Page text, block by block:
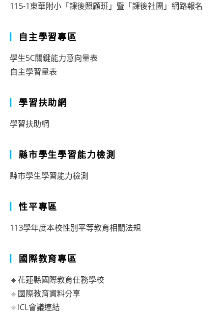
115-1東華附小「課後照顧班」暨「課後社團」網路報名
自主學習專區
學生5C關鍵能力意向量表
自主學習量表
學習扶助網
學習扶助網
縣市學生學習能力檢測
縣市學生學習能力檢測
性平專區
113學年度本校性別平等教育相關法規
國際教育專區
🔹花蓮縣國際教育任務學校
🔹國際教育資料分享
🔹ICL會議連結